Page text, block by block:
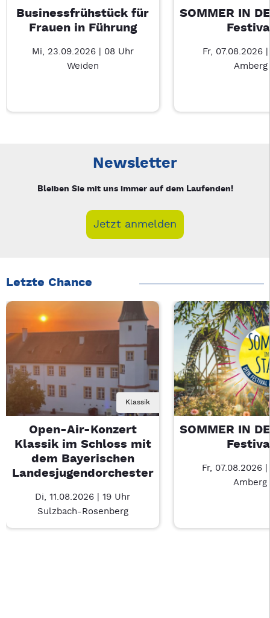
Businessfrühstück für
Frauen in Führung
Mi, 23.09.2026 | 08 Uhr
Weiden
SOMMER IN
Fr, 07.08.2026
Amberg
Newsletter
Bleiben Sie mit uns immer auf dem Laufenden!
Jetzt anmelden
Letzte Chance
Klassik
Open-Air-Konzert
Klassik im Schloss mit
dem Bayerischen
Landesjugendorchester
Di, 11.08.2026 | 19 Uhr
Sulzbach-Rosenberg
SOMMER IN
Fr, 07.08.2026
Amberg